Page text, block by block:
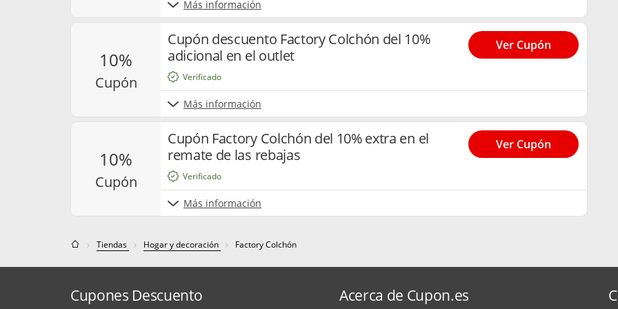
Más información
10%
cupón
Cupón descuento Factory Colchón del 10%
adicional en el outlet
Más información
Verificado
Ver Cupón
10%
cupón
Cupón Factory Colchón del 10% extra en el
remate de las rebajas
Más información
Verificado
Ver Cupón
Tiendas Hogar y decoración Factory Colchón
Cupones Descuento Acerca de Cupon.es